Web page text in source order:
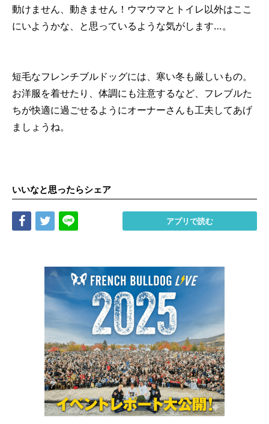
動けません、動きません！ウマウマとトイレ以外はここ
にいようかな、と思っているような気がします…。
短毛なフレンチブルドッグには、寒い冬も厳しいもの。
お洋服を着せたり、体調にも注意するなど、フレブルた
ちが快適に過ごせるようにオーナーさんも工夫してあげ
ましょうね。
いいなと思ったらシェア
Share Tweet アプリで読む